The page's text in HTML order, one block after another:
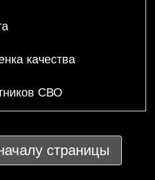
качества
СВО
страницы